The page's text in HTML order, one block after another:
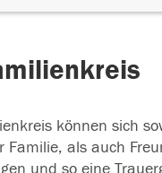
können sich
Familie, als auch
und so eine